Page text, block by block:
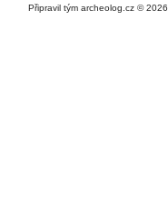
Připravil tým archeolog.cz © 2026